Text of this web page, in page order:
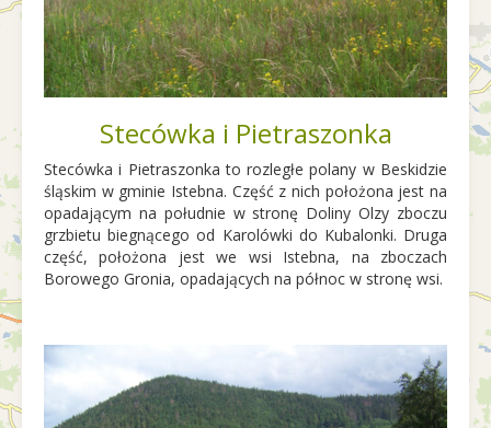
Stecówka i Pietraszonka
Stecówka i Pietraszonka to rozległe polany w Beskidzie
śląskim w gminie Istebna. Część z nich położona jest na
opadającym na południe w stronę Doliny Olzy zboczu
grzbietu biegnącego od Karolówki do Kubalonki. Druga
część, położona jest we wsi Istebna, na zboczach
Borowego Gronia, opadających na północ w stronę wsi.